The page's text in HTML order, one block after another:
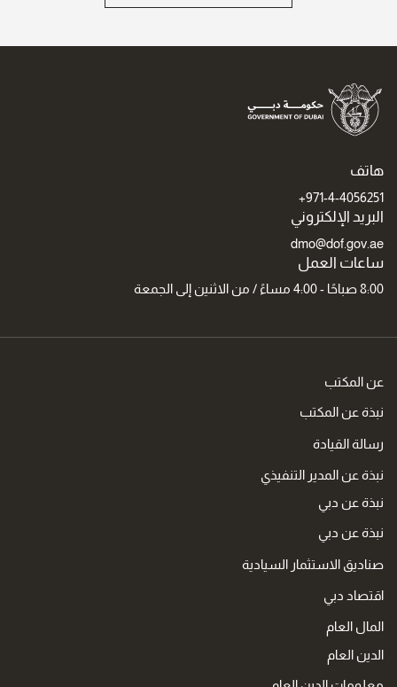
هاتف
971-4-4056251+
البريد الإلكتروني
dmo@dof.gov.ae
ساعات العمل
8:00 صباحًا - 4:00 مساءً / من الاثنين إلى الجمعة
عن المكتب
نبذة عن المكتب
رسالة القيادة
نبذة عن المدير التنفيذي
نبذة عن دبي
نبذة عن دبي
صناديق الاستثمار السيادية
اقتصاد دبي
المال العام
الدين العام